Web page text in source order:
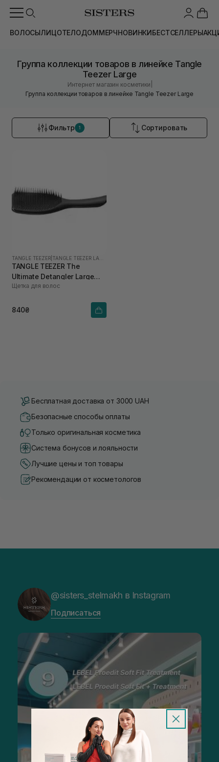
ВОЛОСЫЛИЦОТЕЛОДОММЕРЧНОВИНКИБЕСТСЕЛЛЕРЫ
Группа коллекции товаров в линейке Tangle
Teezer Large
Интернет магазин косметики
Группа коллекции товаров в линейке Tangle Teezer Large
Фильтр 1 Сортировать
TANGLE TEEZER
TANGLE TEEZER The
Ultimate Detangler Large
Black Gloss
Щетка для волос
840₴
Бесплатная доставка от 3000 UAH
Безопасные способы оплаты
Только оригинальная косметика
Система бонусов и лояльности
Лучшие цены и топ товары
Рекомендации от косметологов
@sisters_stelmakh в Instagram
Подписаться